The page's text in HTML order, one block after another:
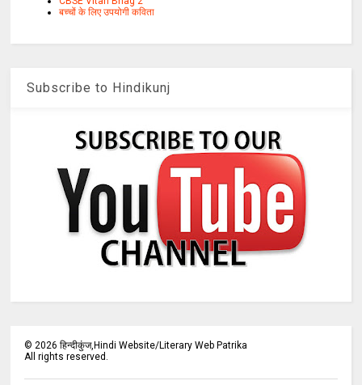
बच्चों के लिए उपयोगी कविता
Subscribe to Hindikunj
©2026 हिन्दीकुंज,Hindi Website/Literary Web Patrika
All rights reserved.